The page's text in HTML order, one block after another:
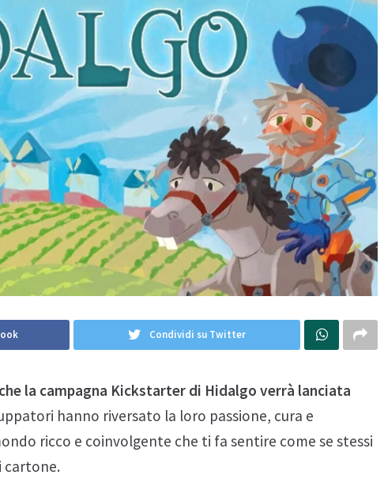
Condividi su Twitter
la campagna Kickstarter di Hidalgo verrà lanciata
hanno riversato la loro passione, cura e
ricco e coinvolgente che ti fa sentire come se stessi
cartone.